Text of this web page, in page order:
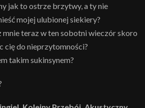
jak to ostrze brzytwy, a ty nie
mojej ulubionej siekiery?
mnie teraz w ten sobotni wieczór skoro
cię do nieprzytomności?
takim sukinsynem?